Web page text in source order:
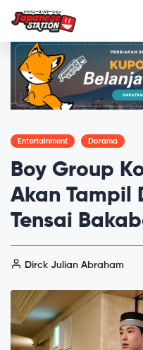
Entertainment Dorama
Boy Group
Akan Tampil
Tensai
Dirck Julian Abraham